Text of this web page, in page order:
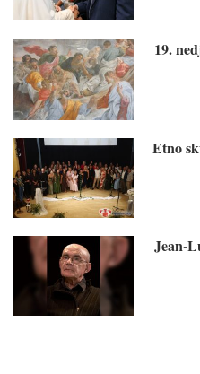
19.
Etno
Jean-